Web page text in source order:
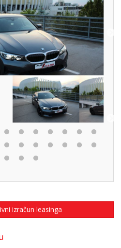
izračun leasinga